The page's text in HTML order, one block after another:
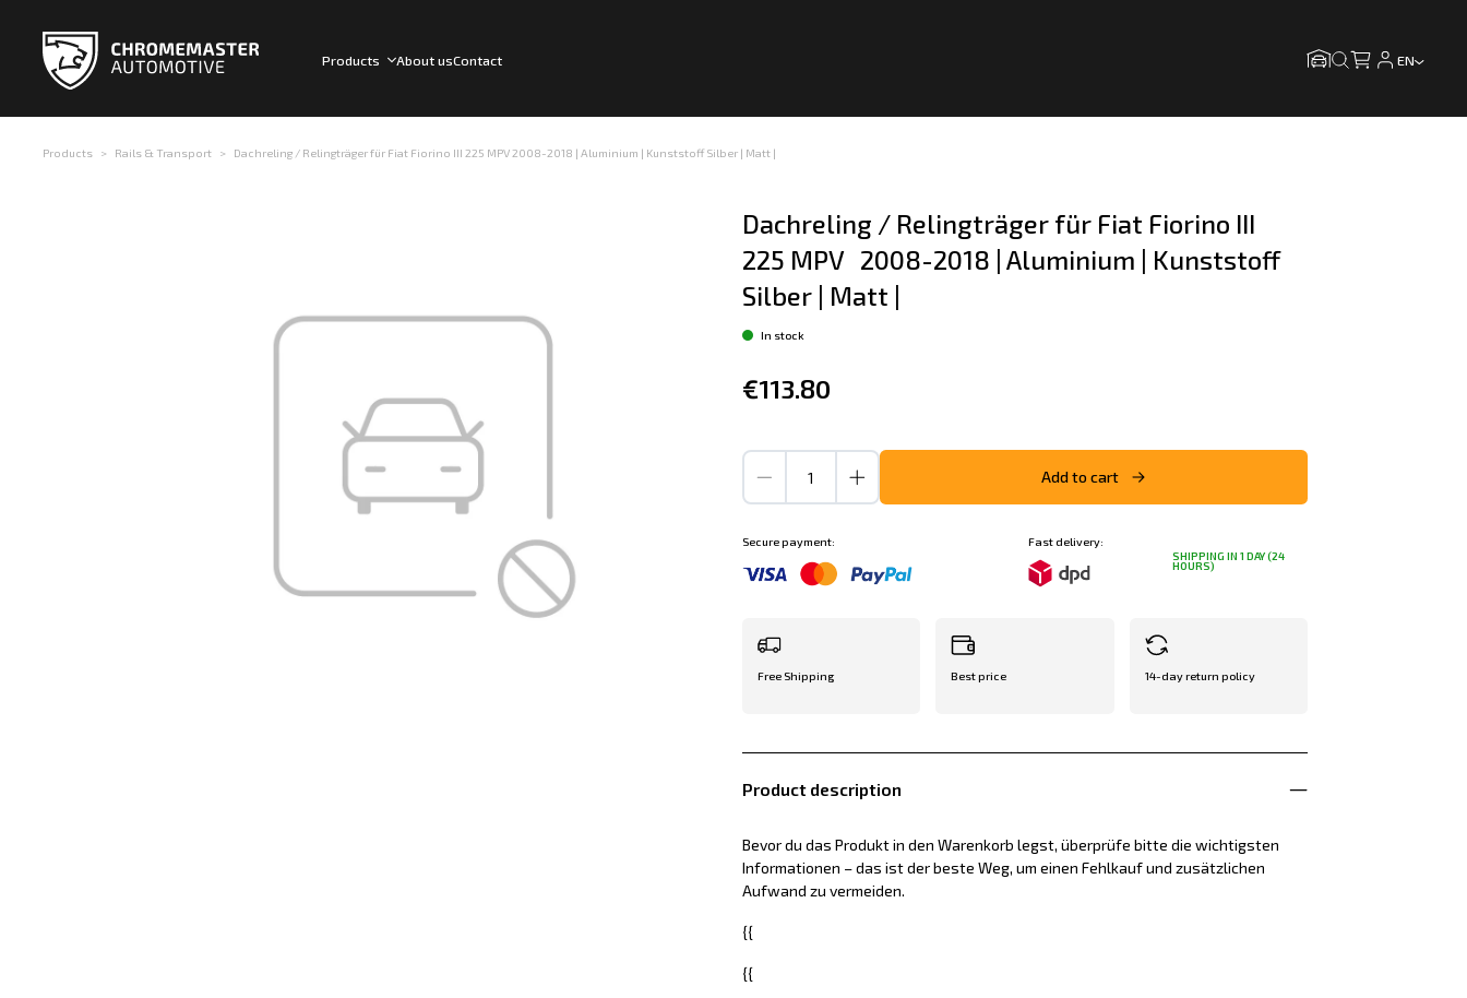
Products About usContact EN
Products Rails & Transport Dachreling / Relingträger für Fiat Fiorino III 225 MPV 2008-2018 | Aluminium | Kunststoff Silber | Matt |
Dachreling / Relingträger für Fiat Fiorino III
225 MPV   2008-2018 | Aluminium | Kunststoff
Silber | Matt |
In stock
€113.80
Add to cart
Secure payment:
Fast delivery:
SHIPPING IN 1 DAY (24
HOURS)
Free Shipping Best price 14-day return policy
Product description
Bevor du das Produkt in den Warenkorb legst, überprüfe bitte die wichtigsten
Informationen – das ist der beste Weg, um einen Fehlkauf und zusätzlichen
Aufwand zu vermeiden.
{{
{{